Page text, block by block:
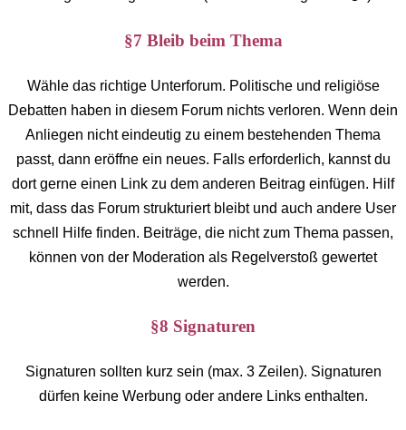
§7 Bleib beim Thema
Wähle das richtige Unterforum. Politische und religiöse
Debatten haben in diesem Forum nichts verloren. Wenn dein
Anliegen nicht eindeutig zu einem bestehenden Thema
passt, dann eröffne ein neues. Falls erforderlich, kannst du
dort gerne einen Link zu dem anderen Beitrag einfügen. Hilf
mit, dass das Forum strukturiert bleibt und auch andere User
schnell Hilfe finden. Beiträge, die nicht zum Thema passen,
können von der Moderation als Regelverstoß gewertet
werden.
§8 Signaturen
Signaturen sollten kurz sein (max. 3 Zeilen). Signaturen
dürfen keine Werbung oder andere Links enthalten.